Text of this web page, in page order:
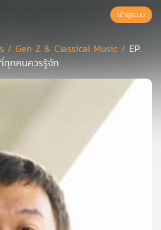
เข้าสู่ระบบ
ร /Gen Z & Classical Music / EP.
ทุกคนควรรู้จัก